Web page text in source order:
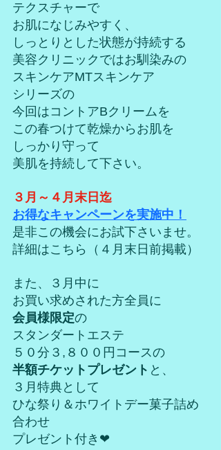
テクスチャーで
お肌になじみやすく、
しっとりとした状態が持続する
美容クリニックではお馴染みの
スキンケアMTスキンケア
シリーズの
今回はコントアBクリームを
この春つけて乾燥からお肌を
しっかり守って
美肌を持続して下さい。
３月～４月末日迄
お得なキャンペーンを実施中！
是非この機会にお試下さいませ。
詳細はこちら（４月末日前掲載）
また、３月中に
お買い求めされた方全員に
会員様限定の
スタンダートエステ
５０分３,８００円コースの
半額チケットプレゼント と、
３月特典として
ひな祭り＆ホワイトデー菓子詰め
合わせ
プレゼント付き❤